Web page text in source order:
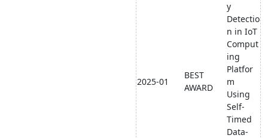
2025-01
BEST
AWARD
y
Detectio
n in IoT
Comput
ing
Platfor
m
Using
Self-
Timed
Data-